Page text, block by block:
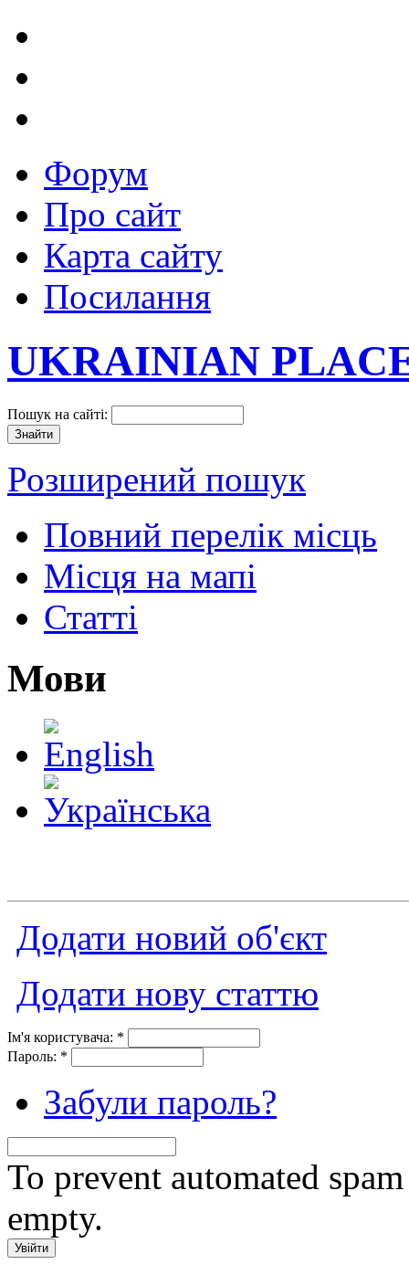
Форум
Про сайт
Карта сайту
Посилання
UKRAINIAN
Пошук на сайті:
Розширений пошук
Повний перелік місць
Місця на мапі
Статті
Мови
Додати новий об'єкт
Додати нову статтю
Ім'я користувача: *
Пароль: *
Забули пароль?
To prevent automated
empty.